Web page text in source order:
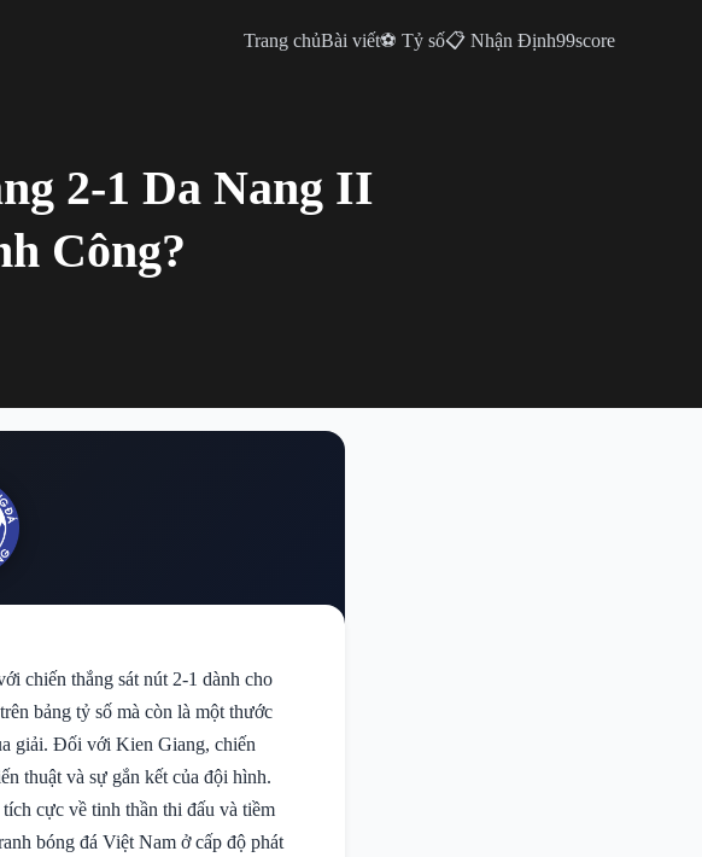
Trang chủBài viết⚽ Tỷ số📋 Nhận Định99score
2-1 Da Nang II
Công?
chiến thắng sát nút 2-1 dành cho
bảng tỷ số mà còn là một thước
giải. Đối với Kien Giang, chiến
thuật và sự gắn kết của đội hình.
cực về tinh thần thi đấu và tiềm
bóng đá Việt Nam ở cấp độ phát